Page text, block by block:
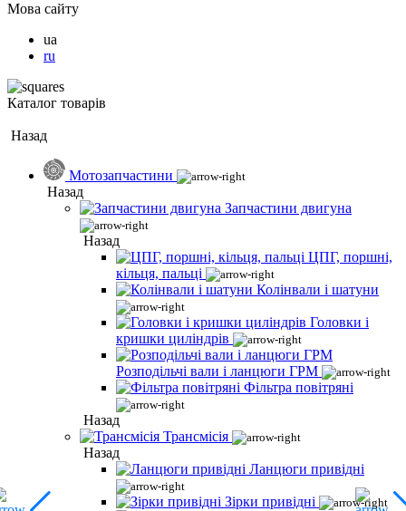
Мова сайту
ua
ru
Каталог товарів
Назад
Мотозапчастини
Назад
Запчастини двигуна
Назад
ЦПГ, поршні,
кільця, пальці
Колінвали і шатуни
Головки і
кришки циліндрів
Розподільчі вали і ланцюги ГРМ
Фільтра повітряні
Назад
Трансмісія
Назад
Ланцюги привідні
Зірки привідні